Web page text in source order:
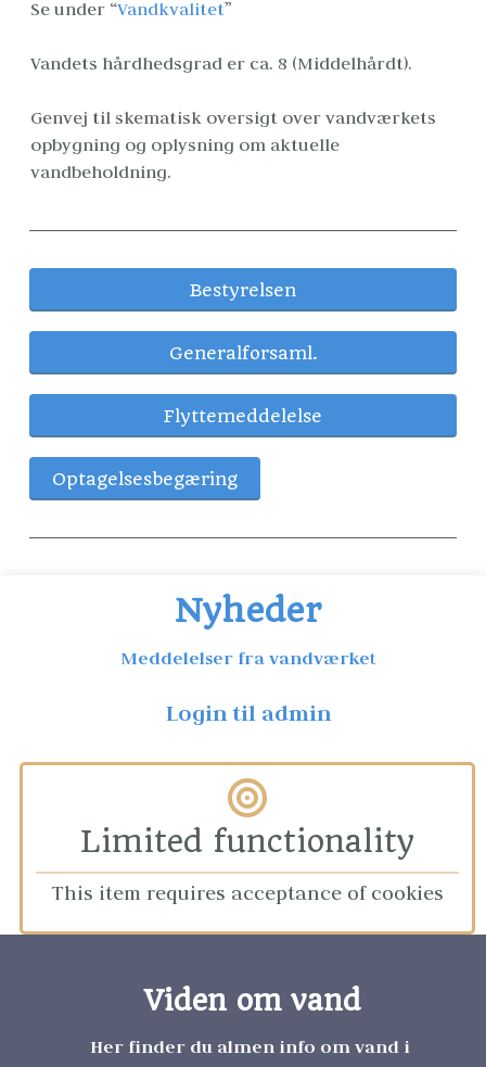
Se under “Vandkvalitet”
Vandets hårdhedsgrad er ca. 8 (Middelhårdt).
Genvej til skematisk oversigt over vandværkets
opbygning og oplysning om aktuelle
vandbeholdning.
Bestyrelsen
Generalforsaml.
Flyttemeddelelse
Optagelsesbegæring
Nyheder
Meddelelser fra vandværket
Login til admin
Limited functionality
This item requires acceptance of cookies
Viden om vand
Her finder du almen info om vand i